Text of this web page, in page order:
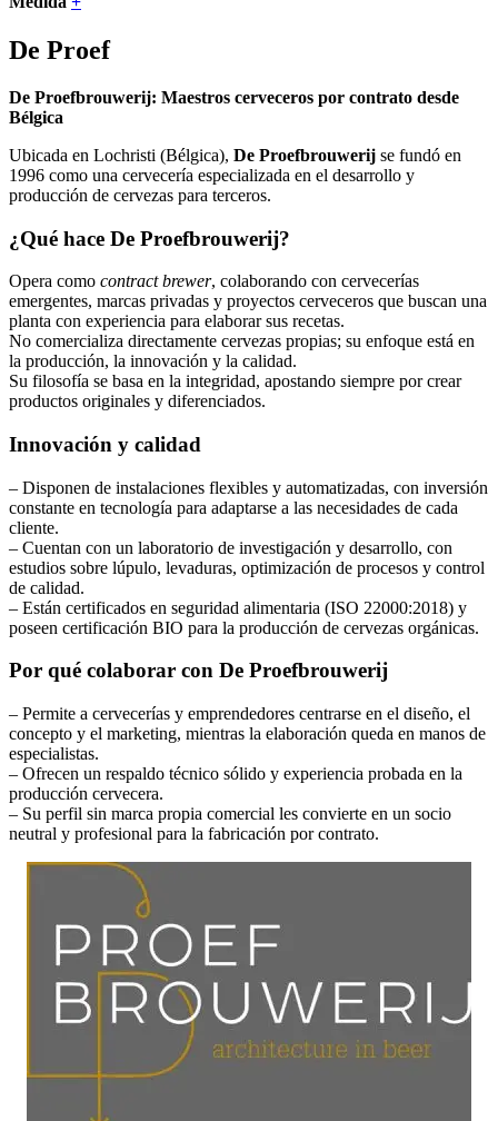
De Proef
De Proefbrouwerij: Maestros cerveceros por contrato desde
Bélgica
Ubicada en Lochristi (Bélgica), De Proefbrouwerij se fundó en
1996 como una cervecería especializada en el desarrollo y
producción de cervezas para terceros.
¿Qué hace De Proefbrouwerij?
Opera como contract brewer, colaborando con cervecerías
emergentes, marcas privadas y proyectos cerveceros que buscan una
planta con experiencia para elaborar sus recetas.
No comercializa directamente cervezas propias; su enfoque está en
la producción, la innovación y la calidad.
Su filosofía se basa en la integridad, apostando siempre por crear
productos originales y diferenciados.
Innovación y calidad
– Disponen de instalaciones flexibles y automatizadas, con inversión
constante en tecnología para adaptarse a las necesidades de cada
cliente.
– Cuentan con un laboratorio de investigación y desarrollo, con
estudios sobre lúpulo, levaduras, optimización de procesos y control
de calidad.
– Están certificados en seguridad alimentaria (ISO 22000:2018) y
poseen certificación BIO para la producción de cervezas orgánicas.
Por qué colaborar con De Proefbrouwerij
– Permite a cervecerías y emprendedores centrarse en el diseño, el
concepto y el marketing, mientras la elaboración queda en manos de
especialistas.
– Ofrecen un respaldo técnico sólido y experiencia probada en la
producción cervecera.
– Su perfil sin marca propia comercial les convierte en un socio
neutral y profesional para la fabricación por contrato.